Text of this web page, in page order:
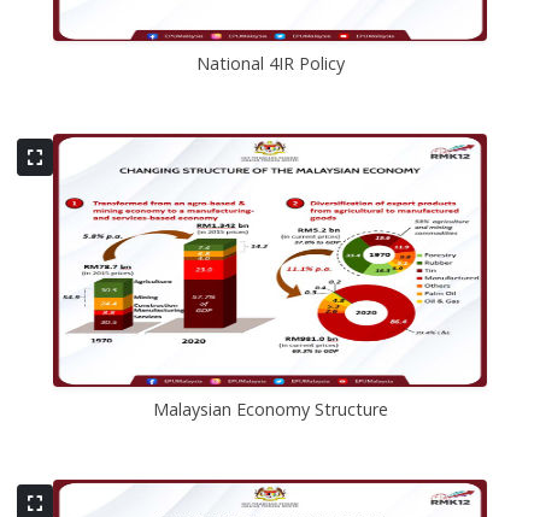
National 4IR Policy
Malaysian Economy Structure